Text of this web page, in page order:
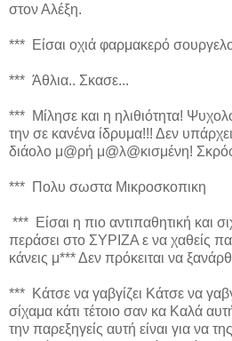
στον Αλέξη.
*** Είσαι οχιά φαρμακερό
*** Άθλια.. Σκασε...
*** Μίλησε και η ηλιθιότητα!
την σε κανένα ίδρυμα!!! Δεν
διάολο μ@ρή μ@λ@κισμένη!
*** Πολυ σωστα Μικροσκοπικη
*** Είσαι η πιο αντιπαθητική και
περάσει στο ΣΥΡΙΖΑ ε να χαθείς
κάνεις μ*** Δεν πρόκειται να
*** Κάτσε να γαβγίζει Κάτσε να
σίχαμα κάτι τέτοιο σαν κα Καλά
την παρεξηγείς αυτή είναι για να